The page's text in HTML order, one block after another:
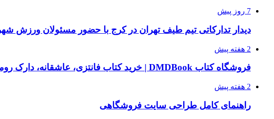
7 روز پیش
دیدار تدارکاتی تیم طیف تهران در کرج با حضور مسئولان ورزش
2 هفته پیش
فروشگاه کتاب DMDBook | خرید کتاب فانتزی، عاشقانه، دارک رومنس و رمان بدون حذفیات
2 هفته پیش
راهنمای کامل طراحی سایت فروشگاهی